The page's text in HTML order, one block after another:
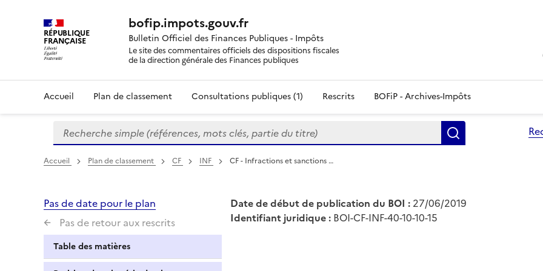
RÉPUBLIQUE
FRANÇAISE
bofip.impots.gouv.fr
Bulletin Officiel des Finances Publiques - Impôts
Le site des commentaires officiels des dispositions fiscales
de la direction générale des Finances publiques
Accueil Plan de classement Consultations publiques (1) Rescrits BOFiP - Archives-Impôts
Formulaire
de
recherche
Recherche simple (références, mots clés, partie du titre)
Accueil Plan de classement CF INF CF - Infractions et sanctions …
Pas de date pour le plan
Pas de retour aux rescrits
Table des matières
Date de début de publication du BOI : 27/06/2019
Identifiant juridique : BOI-CF-INF-40-10-10-15